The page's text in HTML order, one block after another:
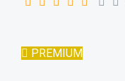
PREMIUM